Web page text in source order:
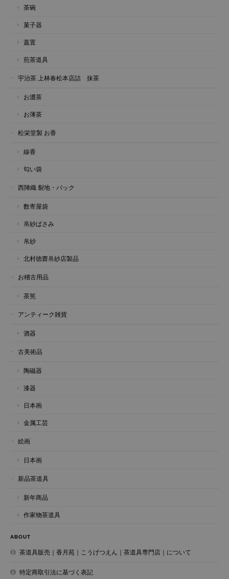
茶碗
菓子器
蓋置
煎茶道具
宇治茶 上林春松本店詰 抹茶
お濃茶
お薄茶
松栄堂製 お香
線香
匂い袋
西陣織 裂地・バック
数寄屋袋
帛紗ばさみ
帛紗
北村徳齋帛紗店製品
お稽古用品
茶筅
アンティーク雑貨
酒器
古美術品
陶磁器
漆器
日本画
金属工芸
絵画
日本画
新品茶道具
新年商品
作家物茶道具
ABOUT
茶道具販売｜香月苑｜こうげつえん｜茶道具専門店｜について
特定商取引法に基づく表記